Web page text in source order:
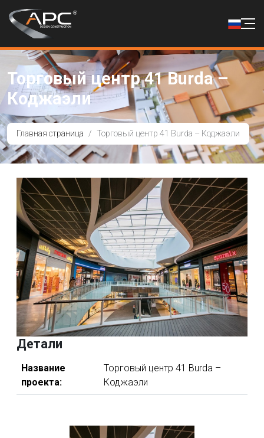
Торговый центр 41 Burda –
Коджаэли
Главная страница Торговый центр 41 Burda – Коджаэли
Детали
Название
проекта:
Торговый центр 41 Burda –
Коджаэли